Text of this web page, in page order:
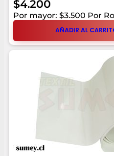
$4.200
Por mayor: $3.500 Por
AÑADIR AL